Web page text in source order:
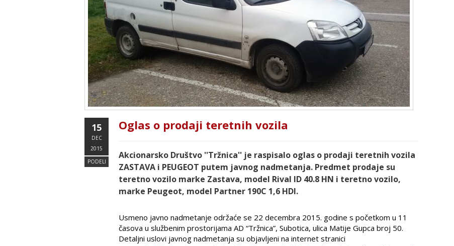
15
DEC
2015
PODELI
Oglas o prodaji teretnih vozila
Akcionarsko Društvo ''Tržnica'' je raspisalo oglas o prodaji teretnih vozila
ZASTAVA i PEUGEOT putem javnog nadmetanja. Predmet prodaje su
teretno vozilo marke Zastava, model Rival ID 40.8 HN i teretno vozilo,
marke Peugeot, model Partner 190C 1,6 HDI.
Usmeno javno nadmetanje održaće se 22 decembra 2015. godine s početkom u 11
časova u službenim prostorijama AD “Tržnica”, Subotica, ulica Matije Gupca broj 50.
Detaljni uslovi javnog nadmetanja su objavljeni na internet stranici